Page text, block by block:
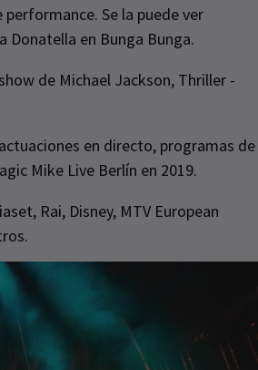
Se la puede ver
en Bunga Bunga.
de Michael Jackson, Thriller -
en directo, programas de
Mike Live Berlín en 2019.
Rai, Disney, MTV European